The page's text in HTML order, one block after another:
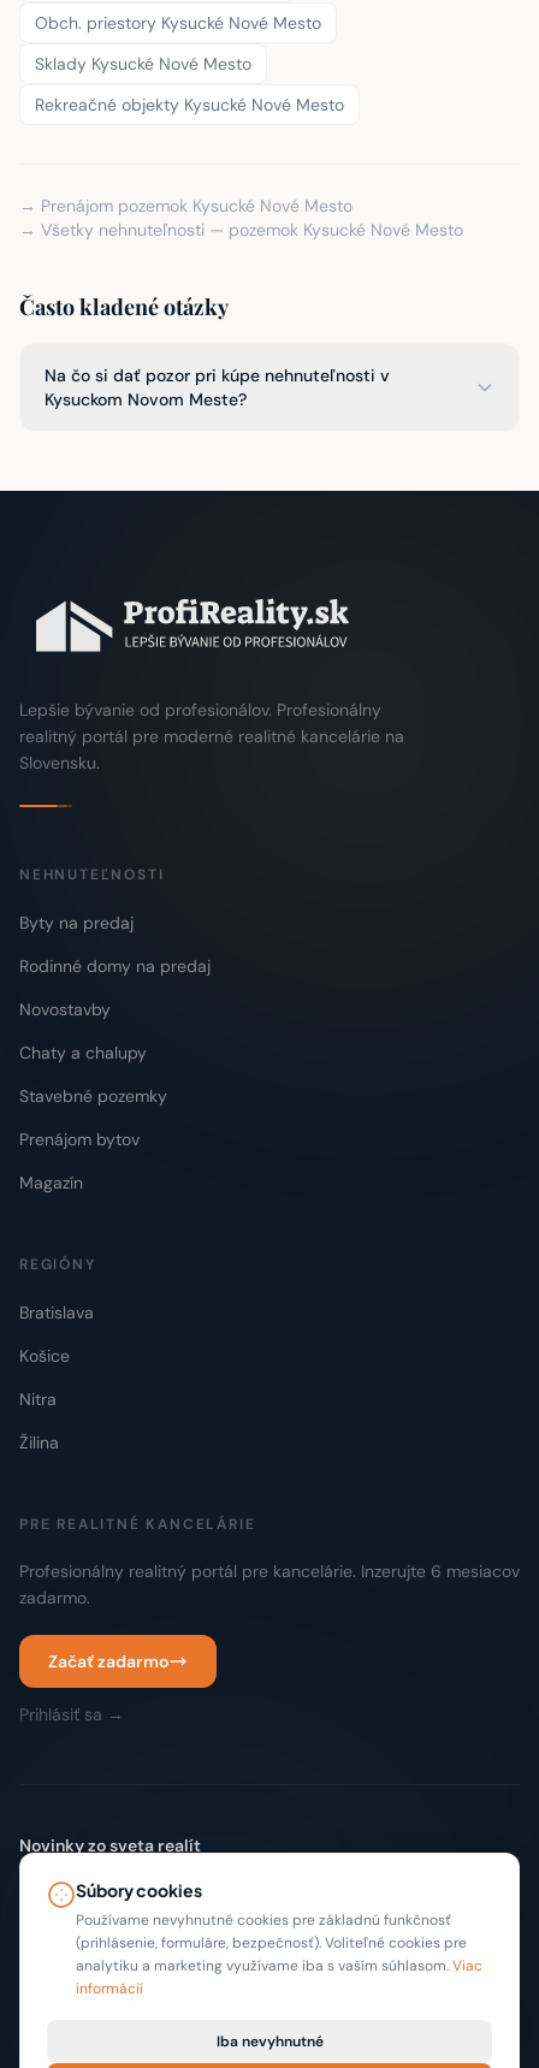
Obch. priestory Kysucké Nové Mesto
Sklady Kysucké Nové Mesto
Rekreačné objekty Kysucké Nové Mesto
→ Prenájom pozemok Kysucké Nové Mesto
→ Všetky nehnuteľnosti — pozemok Kysucké Nové Mesto
Často kladené otázky
Na čo si dať pozor pri kúpe nehnuteľnosti v
Kysuckom Novom Meste?
Lepšie bývanie od profesionálov. Profesionálny
realitný portál pre moderné realitné kancelárie na
Slovensku.
NEHNUTEĽNOSTI
Byty na predaj
Rodinné domy na predaj
Novostavby
Chaty a chalupy
Stavebné pozemky
Prenájom bytov
Magazín
REGIÓNY
Bratislava
Košice
Nitra
Žilina
PRE REALITNÉ KANCELÁRIE
Profesionálny realitný portál pre kancelárie. Inzerujte 6 mesiacov
zadarmo.
Začať zadarmo
Prihlásiť sa →
Novinky zo sveta realít
Súbory cookies
Používame nevyhnutné cookies pre základnú funkčnosť
(prihlásenie, formuláre, bezpečnosť). Voliteľné cookies pre
analytiku a marketing využívame iba s vaším súhlasom.Viac
informácií
Iba nevyhnutné